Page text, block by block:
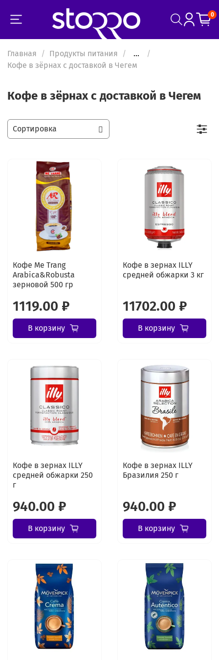
0
Главная Продукты питания
...
Кофе в зёрнах с доставкой в Чегем
Кофе в зёрнах с доставкой в Чегем
Кофе Me Trang
Arabica&Robusta
зерновой 500 гр
1119.00 ₽
В корзину
Кофе в зернах ILLY
средней обжарки 3 кг
11702.00 ₽
В корзину
Кофе в зернах ILLY
средней обжарки 250
г
940.00 ₽
В корзину
Кофе в зернах ILLY
Бразилия 250 г
940.00 ₽
В корзину